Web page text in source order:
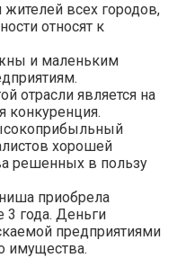
всех городов,
относят к
и маленьким
отрасли является на
конкуренция.
хорошей
решенных в пользу
приобрела
3 года. Деньги
предприятиями
имущества.